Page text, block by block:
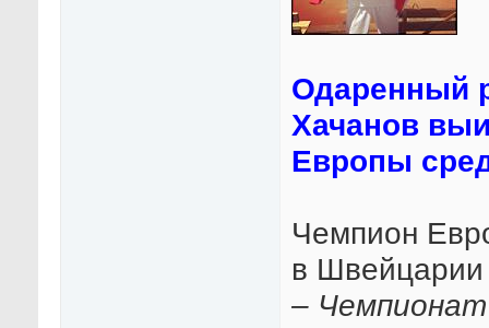
Одаренный
Хачанов
Европы
Чемпион
в Швейцарии
–